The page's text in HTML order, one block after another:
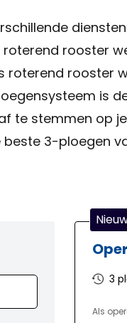
rooster
roterend rooster
is
te stemmen op
3-ploegen
3
Als